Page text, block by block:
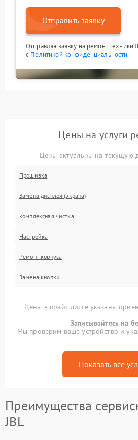
Отправить заявку
Отправляя заявку на ремонт техники
с Политикой конфиденциальности
Цены на услуги
Цены актуальны на текущую
Прошивка
Замена дисплея (экрана)
Комплексная чистка
Настройка
Ремонт корпуса
Замена кнопки
Цены в прайс-листе указаны
Записывайтесь на
Мы проверим ваше устройство и
Показать все
Преимущества
JBL